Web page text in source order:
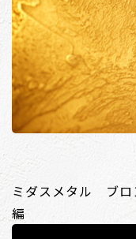
ミダスメタル ブ
編